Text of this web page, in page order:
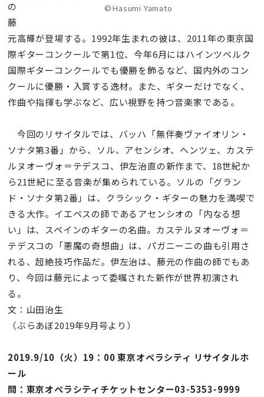
©Hasumi Yamato
の
藤
元高輝が登場する。1992年生まれの彼は、2011年の東京国
際ギターコンクールで第1位、今年6月にはハインツベルク
国際ギターコンクールでも優勝を飾るなど、国内外のコン
クールに優勝・入賞する逸材。また、ギターだけでなく、
作曲や指揮も学ぶなど、広い視野を持つ音楽家である。
今回のリサイタルでは、バッハ「無伴奏ヴァイオリン・
ソナタ第3番」から、ソル、アセンシオ、ヘンツェ、カステ
ルヌオーヴォ＝テデスコ、伊左治直の新作まで、18世紀か
ら21世紀に至る音楽が集められている。ソルの「グラン
ド・ソナタ第2番」は、クラシック・ギターの魅力を満喫で
きる大作。イエペスの師であるアセンシオの「内なる想
い」は、スペインのギターの名曲。カステルヌオーヴォ＝
テデスコの「悪魔の奇想曲」は、パガニーニの曲も引用さ
れる、超絶技巧作品だ。伊左治は、藤元の作曲の師でもあ
り、今回は藤元によって委嘱された新作が世界初演され
る。
文：山田治生
（ぶらあぼ2019年9月号より）
2019.9/10（火）19：00 東京オペラシティ リサイタルホ
ール
問：東京オペラシティチケットセンター03-5353-9999